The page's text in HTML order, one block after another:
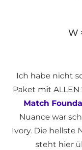
W
Ich habe nicht
Paket mit
Match
Nuance war
Ivory. Die hellste
steht hier